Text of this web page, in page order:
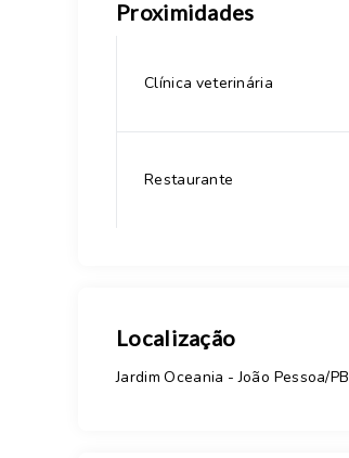
Proximidades
Clínica veterinária
Restaurante
Localização
Jardim Oceania - João Pessoa/PB